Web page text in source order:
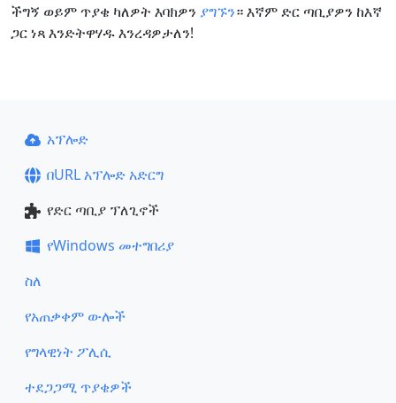
ችግኝ ወይም ጥያቄ ካለዎት እባክዎን ያግኙን። እኛም ድር ጣቢያዎን ከእኛ
ጋር ነጻ እንድትዋሃዱ እንረዳዎታለን!
አፕሎድ
በURL አፕሎድ አድርግ
የድር ጣቢያ ፕለጊኖች
የWindows መተግበሪያ
ስለ
የአጠቃቀም ውሎች
የግላዊነት ፖሊሲ
ተደጋጋሚ ጥያቄዎች